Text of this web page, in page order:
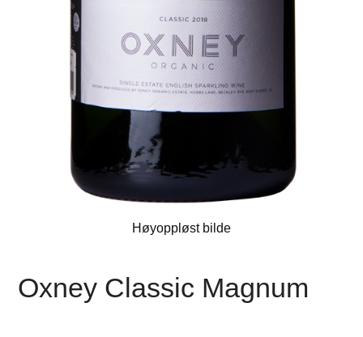
Høyoppløst bilde
Oxney Classic Magnum